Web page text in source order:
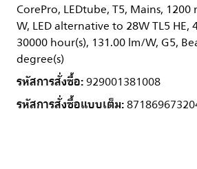
CorePro, LEDtube, T5, Mains, 1200
W, LED alternative to 28W TL5 HE,
30000 hour(s), 131.00 lm/W, G5,
degree(s)
รหัสการสั่งซื้อ:929001381008
รหัสการสั่งซื้อแบบเต็ม: